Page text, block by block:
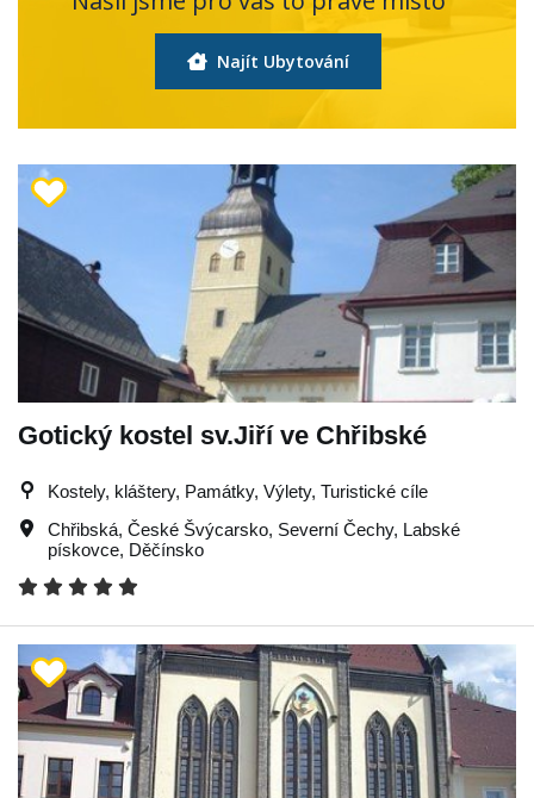
Najít Ubytování
Gotický kostel sv.Jiří ve Chřibské
Kostely, kláštery, Památky, Výlety, Turistické cíle
Chřibská, České Švýcarsko, Severní Čechy, Labské
pískovce, Děčínsko